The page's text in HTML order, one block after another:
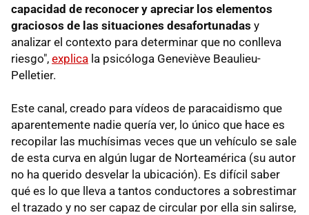
capacidad de reconocer y apreciar los elementos
graciosos de las situaciones desafortunadas y
analizar el contexto para determinar que no conlleva
riesgo", explica la psicóloga Geneviève Beaulieu-
Pelletier.
Este canal, creado para vídeos de paracaidismo que
aparentemente nadie quería ver, lo único que hace es
recopilar las muchísimas veces que un vehículo se sale
de esta curva en algún lugar de Norteamérica (su autor
no ha querido desvelar la ubicación). Es difícil saber
qué es lo que lleva a tantos conductores a sobrestimar
el trazado y no ser capaz de circular por ella sin salirse,